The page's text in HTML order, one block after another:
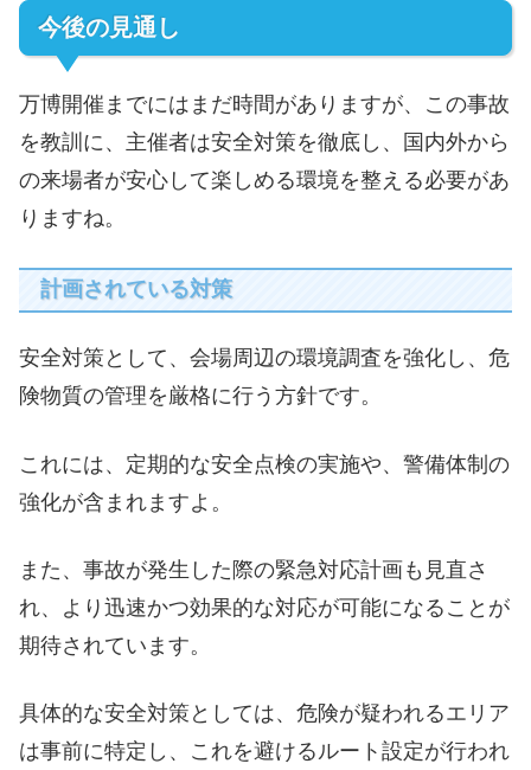
今後の見通し
万博開催までにはまだ時間がありますが、この事故
を教訓に、主催者は安全対策を徹底し、国内外から
の来場者が安心して楽しめる環境を整える必要があ
りますね。
計画されている対策
安全対策として、会場周辺の環境調査を強化し、危
険物質の管理を厳格に行う方針です。
これには、定期的な安全点検の実施や、警備体制の
強化が含まれますよ。
また、事故が発生した際の緊急対応計画も見直さ
れ、より迅速かつ効果的な対応が可能になることが
期待されています。
具体的な安全対策としては、危険が疑われるエリア
は事前に特定し、これを避けるルート設定が行われ